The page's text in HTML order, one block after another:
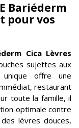
Bariéderm
pour vos
Cica Lèvres
sujettes aux
offre une
restaurant
toute la famille, il
optimale contre
lèvres douces,